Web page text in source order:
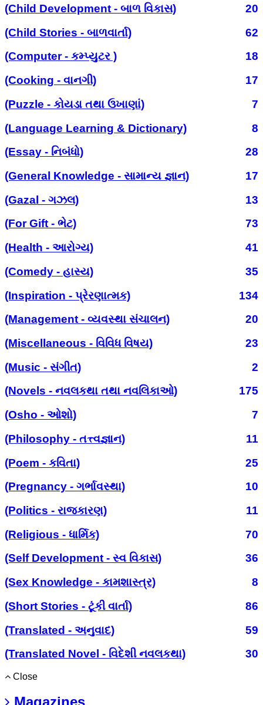
(Child Development - બાળ વિકાસ)
20
(Child Stories - બાળવાર્તા)
62
(Computer - કમ્પ્યુટર )
18
(Cooking - વાનગી)
17
(Puzzle - કોયડા તથા ઉખાણાં)
7
(Language Learning & Dictionary)
8
(Essay - નિબંધો)
28
(General Knowledge - સામાન્ય જ્ઞાન)
17
(Gazal - ગઝલ)
13
(For Gift - ભેટ)
73
(Health - આરોગ્ય)
41
(Comedy - હાસ્ય)
35
(Inspiration - પ્રેરણાત્મક)
134
(Management - વ્યવસ્થા સંચાલન)
20
(Miscellaneous - વિવિધ વિષય)
23
(Music - સંગીત)
2
(Novels - નવલકથા તથા નવલિકાઓ)
175
(Osho - ઓશો)
7
(Philosophy - તત્ત્વજ્ઞાન)
11
(Poem - કવિતા)
25
(Pregnancy - ગર્ભાવસ્થા)
10
(Politics - રાજકારણ)
11
(Religious - ધાર્મિક)
70
(Self Development - સ્વ વિકાસ)
36
(Sex Knowledge - કામશાસ્ત્ર)
8
(Short Stories - ટૂંકી વાર્તા)
86
(Translated - અનુવાદ)
59
(Translated Novel - વિદેશી નવલકથા)
30
Close
Magazines